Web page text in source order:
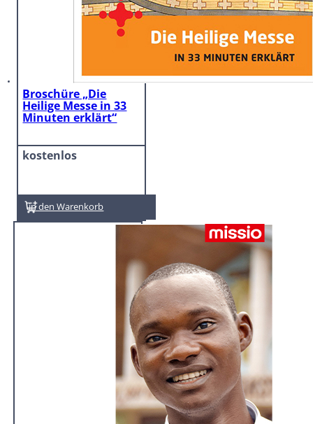
Broschüre „Die
Heilige Messe in 33
Minuten erklärt“
kostenlos
In den Warenkorb